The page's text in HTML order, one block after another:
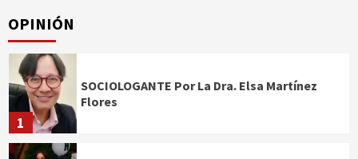
OPINIÓN
1
SOCIOLOGANTE Por La Dra. Elsa Martínez
Flores